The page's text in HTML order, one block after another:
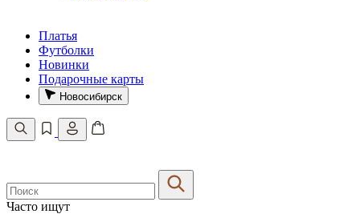
Платья
Футболки
Новинки
Подарочные карты
Новосибирск
Часто ищут